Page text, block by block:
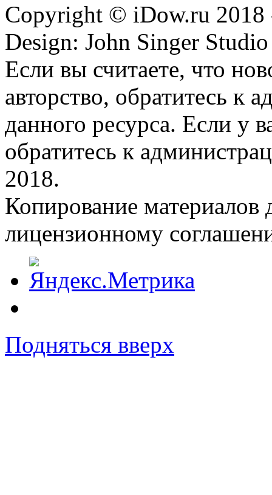
Copyright © iDow.ru 2018
Design: John Singer Studio
Если вы считаете, что
авторство, обратитесь к
данного ресурса. Если у
обратитесь к
2018.
Копирование материалов
лицензионному
Подняться вверх